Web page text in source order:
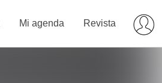
Mi agenda Revista